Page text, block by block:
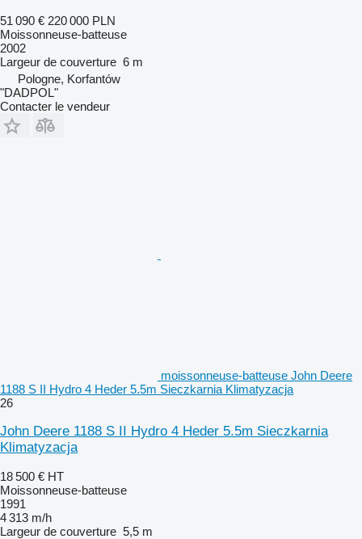
51 090 € 220 000 PLN
Moissonneuse-batteuse
2002
Largeur de couverture 6 m
Pologne, Korfantów
"DADPOL"
Contacter le vendeur
moissonneuse-batteuse John Deere
1188 S II Hydro 4 Heder 5.5m Sieczkarnia Klimatyzacja
26
John Deere 1188 S II Hydro 4 Heder 5.5m Sieczkarnia
Klimatyzacja
18 500 € HT
Moissonneuse-batteuse
1991
4 313 m/h
Largeur de couverture 5,5 m